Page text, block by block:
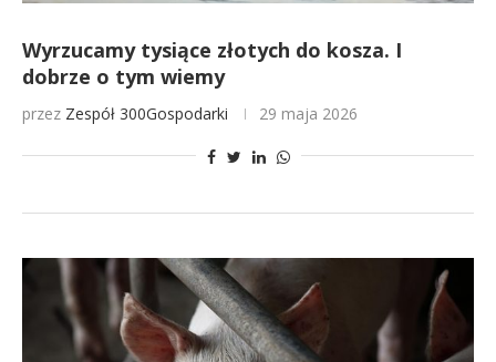
Wyrzucamy tysiące złotych do kosza. I
dobrze o tym wiemy
przez Zespół 300Gospodarki 29 maja 2026